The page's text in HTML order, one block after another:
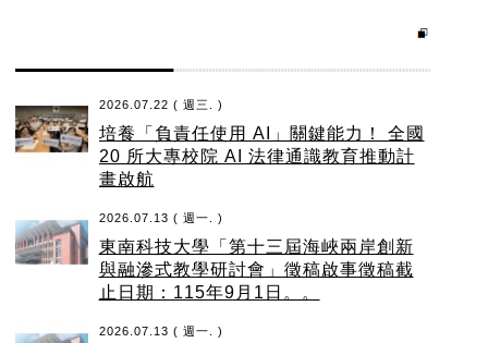
2026.07.22 ( 週三. )
培養「負責任使用 AI」關鍵能力！ 全國
20 所大專校院 AI 法律通識教育推動計
畫啟航
2026.07.13 ( 週一. )
東南科技大學「第十三屆海峽兩岸創新
與融滲式教學研討會」徵稿啟事徵稿截
止日期：115年9月1日。。
2026.07.13 ( 週一. )